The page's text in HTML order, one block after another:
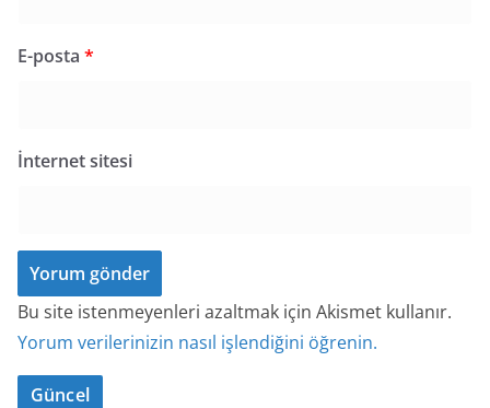
E-posta *
İnternet sitesi
Bu site istenmeyenleri azaltmak için Akismet kullanır.
Yorum verilerinizin nasıl işlendiğini öğrenin.
Güncel